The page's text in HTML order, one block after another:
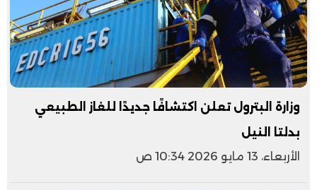
وزارة البترول تعلن اكتشافًا جديدًا للغاز الطبيعي
بدلتا النيل
الأربعاء، 13 مايو 2026 10:34 ص